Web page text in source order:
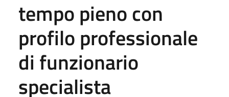
tempo pieno con
profilo professionale
di funzionario
specialista